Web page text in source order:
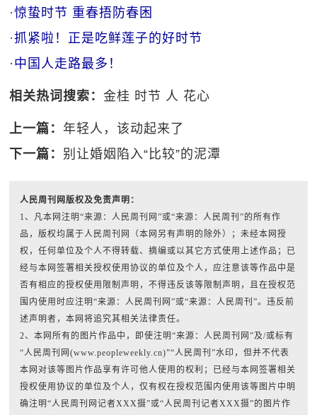
·惊蛰时节 重春捂防春困
·抓紧啦！正是吃鲜莲子的好时节
· 中国人走路最多！
相关热词搜索：金桂 时节 人 花心
上一篇：年轻人，该动起来了
下一篇： 别让婚姻陷入“比较”的泥潭
人民周刊网版权及免责声明：
1、凡本网注明“来源：人民周刊网”或“来源：人民周刊”的所有作
品，版权均属于人民周刊网（本网另有声明的除外）；未经本网授
权，任何单位及个人不得转载、摘编或以其它方式使用上述作品；已
经与本网签署相关授权使用协议的单位及个人，应注意该等作品中是
否有相应的授权使用限制声明，不得违反该等限制声明，且在授权范
围内使用时应注明“来源：人民周刊网”或“来源：人民周刊”。违反前
述声明者，本网将追究其相关法律责任。
2、本网所有的图片作品中，即使注明“来源：人民周刊网”及/或标有
“人民周刊网(www.peopleweekly.cn)”“人民周刊”水印，但并不代表
本网对该等图片作品享有许可他人使用的权利；已经与本网签署相关
授权使用协议的单位及个人，仅有权在授权范围内使用该等图片中明
确注明“人民周刊网记者XXX摄”或“人民周刊记者XXX摄”的图片作